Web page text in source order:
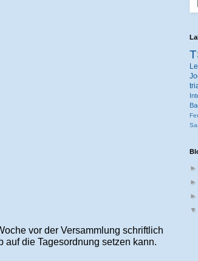
vor der Versammlung schriftlich
auf die Tagesordnung setzen kann.